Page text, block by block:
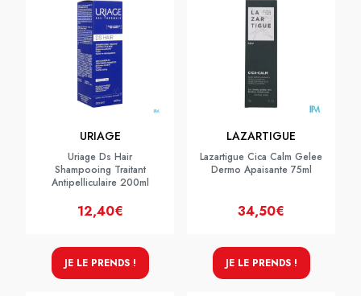
URIAGE
Uriage Ds Hair
Shampooing Traitant
Antipelliculaire 200ml
12,40€
JE LE PRENDS !
LAZARTIGUE
Lazartigue Cica Calm Gelee
Dermo Apaisante 75ml
34,50€
JE LE PRENDS !